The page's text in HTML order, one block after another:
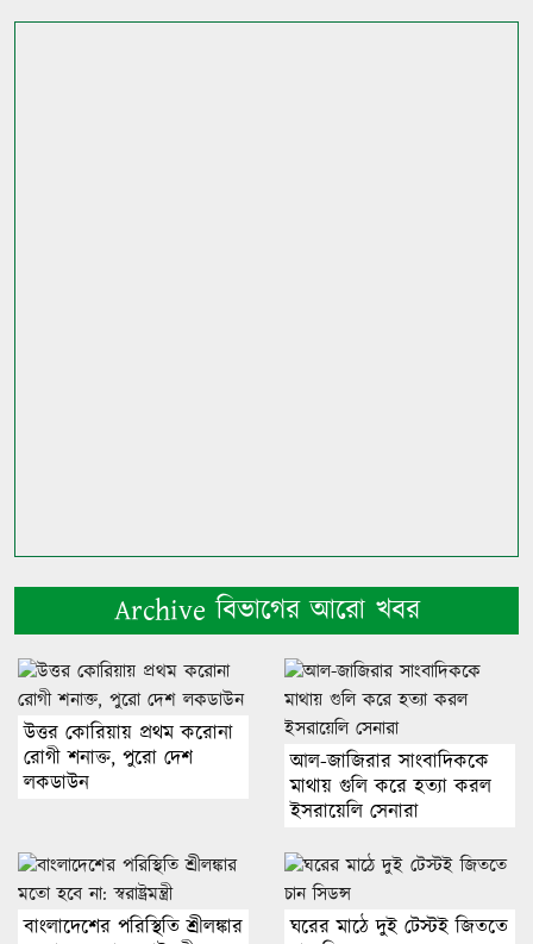
Archive বিভাগের আরো খবর
উত্তর কোরিয়ায় প্রথম করোনা
রোগী শনাক্ত, পুরো দেশ
লকডাউন
আল-জাজিরার সাংবাদিককে
মাথায় গুলি করে হত্যা করল
ইসরায়েলি সেনারা
বাংলাদেশের পরিস্থিতি শ্রীলঙ্কার
ঘরের মাঠে দুই টেস্টই জিততে